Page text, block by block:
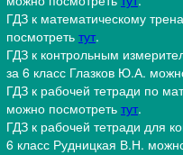
ГДЗ к математическому
посмотреть тут.
ГДЗ к контрольным
за 6 класс Глазков Ю.А.
ГДЗ к рабочей тетради по
можно посмотреть тут.
ГДЗ к рабочей тетради для
6 класс Рудницкая В.Н.